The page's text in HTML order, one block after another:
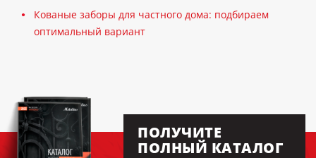
Кованые заборы для частного дома: подбираем
оптимальный вариант
ПОЛУЧИТЕ
ПОЛНЫЙ КАТАЛОГ